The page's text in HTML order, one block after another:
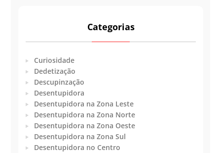
Categorias
Curiosidade
Dedetização
Descupinzação
Desentupidora
Desentupidora na Zona Leste
Desentupidora na Zona Norte
Desentupidora na Zona Oeste
Desentupidora na Zona Sul
Desentupidora no Centro